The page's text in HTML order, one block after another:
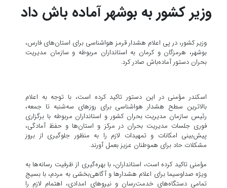
هشدار سطح نارنجی در استان بوشهر صادر شد
وزیر کشور به بوشهر آماده باش داد
وزیر کشور، در پی اعلام هشدار قرمز هواشناسی برای استان‌های فارس،
بوشهر، هرمزگان و کرمان به استانداران مربوطه و سازمان مدیریت
بحران دستور آماده‌باش صادر کرد.
اسکندر مؤمنی در این دستور تاکید کرده است، با توجه به اعلام
بالاترین سطح هشدار هواشناسی برای روزهای سه‌شنبه تا جمعه،
رئیس سازمان مدیریت بحران کشور و استانداران مربوطه با برگزاری
فوری جلسات مدیریت بحران در مرکز و استان‌ها و حفظ آمادگی،
پیش‌بینی امکانات و تمهیدات لازم را به منظور جلوگیری از بروز
مشکلات حاد برای هموطنان عزیز بعمل آورند.
مؤمنی تاکید کرده است، استانداران، با بهره‌گیری از ظرفیت رسانه‌ها به
ویژه صداوسیما برای اعلام هشدارها و آگاهی‌بخشی به مردم، با بسیج
تمامی دستگاه‌های خدمت‌رسان و نیروهای امدادی، اهتمام لازم را